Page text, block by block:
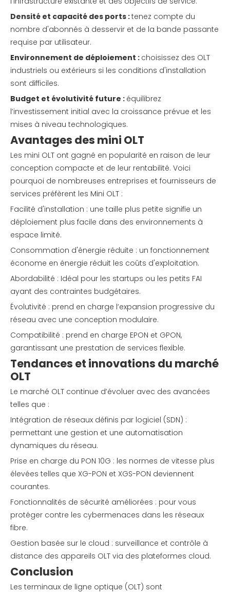
Densité et capacité des ports :tenez compte du
nombre d'abonnés à desservir et de la bande passante
requise par utilisateur.
Environnement de déploiement : choisissez des OLT
industriels ou extérieurs si les conditions d'installation
sont difficiles.
Budget et évolutivité future : équilibrez
l’investissement initial avec la croissance prévue et les
mises à niveau technologiques.
Avantages des mini OLT
Les mini OLT ont gagné en popularité en raison de leur
conception compacte et de leur rentabilité. Voici
pourquoi de nombreuses entreprises et fournisseurs de
services préfèrent les Mini OLT :
Facilité d'installation : une taille plus petite signifie un
déploiement plus facile dans des environnements à
espace limité.
Consommation d'énergie réduite : un fonctionnement
économe en énergie réduit les coûts d'exploitation.
Abordabilité : Idéal pour les startups ou les petits FAI
ayant des contraintes budgétaires.
Évolutivité : prend en charge l’expansion progressive du
réseau avec une conception modulaire.
Compatibilité : prend en charge EPON et GPON,
garantissant une prestation de services flexible.
Tendances et innovations du marché
OLT
Le marché OLT continue d’évoluer avec des avancées
telles que :
Intégration de réseaux définis par logiciel (SDN) :
permettant une gestion et une automatisation
dynamiques du réseau.
Prise en charge du PON 10G : les normes de vitesse plus
élevées telles que XG-PON et XGS-PON deviennent
courantes.
Fonctionnalités de sécurité améliorées : pour vous
protéger contre les cybermenaces dans les réseaux
fibre.
Gestion basée sur le cloud : surveillance et contrôle à
distance des appareils OLT via des plateformes cloud.
Conclusion
Les terminaux de ligne optique (OLT) sont